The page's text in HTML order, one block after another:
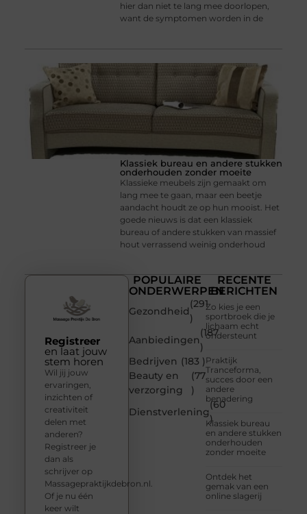
hier dan niet te lang mee doorlopen,
want de symptomen worden in de
Klassiek bureau en andere stukken
onderhouden zonder moeite
Klassieke meubels zijn gemaakt om
lang mee te gaan, maar een beetje
aandacht houdt ze op hun mooist. Het
goede nieuws is dat een klassiek
bureau of andere stukken van massief
hout verrassend weinig onderhoud
POPULAIRE
ONDERWERPEN
Gezondheid
(291
)
Aanbiedingen
(187
)
Bedrijven (183 )
Beauty en
verzorging
(77
)
Dienstverlening
(60
)
RECENTE
BERICHTEN
Zo kies je een
sportbroek die je
lichaam echt
ondersteunt
Praktijk
Tranceforma,
succes door een
andere
benadering
Klassiek bureau
en andere stukken
onderhouden
zonder moeite
Ontdek het
gemak van een
online slagerij
Registreer
en laat jouw
stem horen
Wil jij jouw
ervaringen,
inzichten of
creativiteit
delen met
anderen?
Registreer je
dan als
schrijver op
Massagepraktijkdebron.nl.
Of je nu één
keer wilt